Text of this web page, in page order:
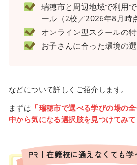
瑞穂市と周辺地域で利用
ール（2校／2026年8月時
オンライン型スクールの
お子さんに合った環境の
などについて詳しくご紹介します。
まずは 「瑞穂市で選べる学びの場の
中から気になる選択肢を見つけてみて
PR｜在籍校に通えなくても学